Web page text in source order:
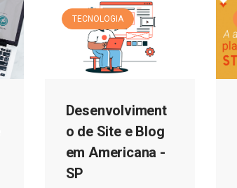
TECNOLOGIA
Desenvolviment
o de Site e Blog
em Americana -
SP